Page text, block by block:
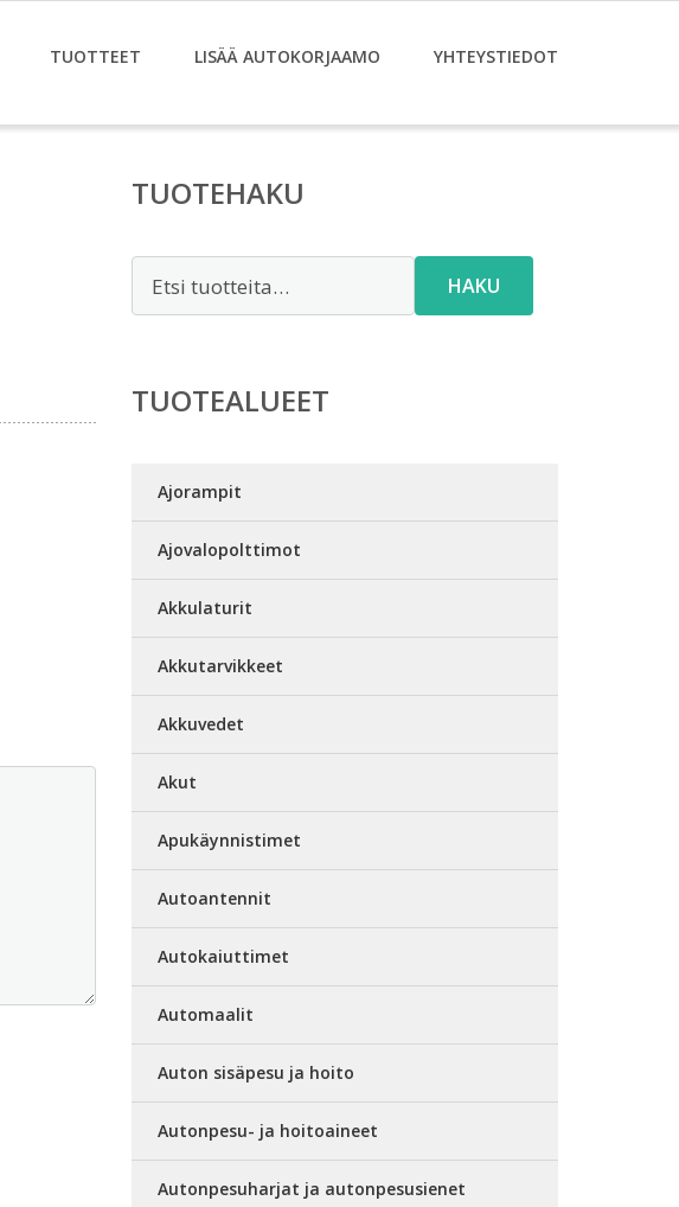
TUOTTEET LISÄÄ AUTOKORJAAMO YHTEYSTIEDOT
TUOTEHAKU
HAKU
TUOTEALUEET
Ajorampit
Ajovalopolttimot
Akkulaturit
Akkutarvikkeet
Akkuvedet
Akut
Apukäynnistimet
Autoantennit
Autokaiuttimet
Automaalit
Auton sisäpesu ja hoito
Autonpesu- ja hoitoaineet
Autonpesuharjat ja autonpesusienet